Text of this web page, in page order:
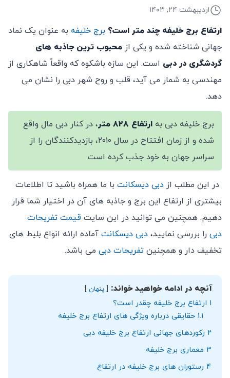
اردیبهشت ۲۴, ۱۴۰۳
ارتفاع برج خلیفه چند متر است؟ برج خلیفه به عنوان یک نماد
جهانی شناخته شده و یکی از محبوب ترین جاذبه های
گردشگری در دبی است. این سازه باشکوه که واقعاً شاهکاری از
مهندسی به شمار می آید، قلب و روح شهر دبی را نشان می
دهد.
برج خلیفه دبی به ارتفاع ۸۲۸ متر
، در کنار دبی مال واقع
شده و از زمان افتتاح در سال ۲۰۱۰، بازدیدکنندگان را از
سراسر جهان به خود جذب کرده است.
در این مطلب از دبی دیسکانت با ما همراه باشید تا اطلاعات
بیشتری از ارتفاع این برج و جاذبه های آن در اختیار شما قرار
دهیم. همچنین می توانید در این سایت قیمت تفریحات
دبی را بررسی نمایید، دبی دیسکانت آماده ارائه انواع بلیط های
تخفیف دار و همچنین تفریحات دبی می باشد.
آنچه در ادامه خواهید خواند: پنهان
1 ارتفاع برج خلیفه چقدر است؟
1.1 حقایقی درباره ویژگی های ارتفاع برج خلیفه
2 رکوردهای جهانی ارتفاع برج خلیفه دبی
3 معماری برج خلیفه
4 رستوران های برج خلیفه در ارتفاع